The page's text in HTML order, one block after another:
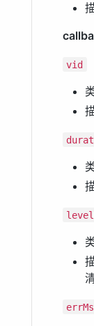
vid